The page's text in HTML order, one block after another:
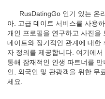
RusDatingGo 인기 있는 온
아. 고급 데이트 서비스를 사용
개인 프로필을 연구하고 사진을
데이트와 장기적인 관계에 대한
자 정의를 제공합니다. 여기에
통해 잠재적인 인생 파트너를
인, 외국인 및 관광객을 위한 무
세요.